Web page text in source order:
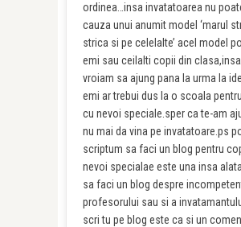
ordinea…insa invatatoarea nu
cauza unui anumit model ‘marul
strica si pe celelalte’ acel model
emi sau ceilalti copii din
vroiam sa ajung pana la urma la
emi ar trebui dus la o scoala
cu nevoi speciale.sper ca te-am
nu mai da vina pe invatatoare.ps
scriptum sa faci un blog pentru
nevoi specialae este una insa
sa faci un blog despre
profesorului sau si a
scri tu pe blog este ca si un